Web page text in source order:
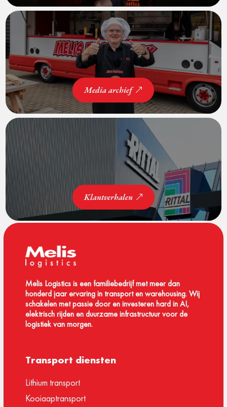
Media archief
Klantverhalen
Melis Logistics is een familiebedrijf met meer dan
honderd jaar ervaring in transport en warehousing. Wij
schakelen met passie door en investeren hard in AI,
elektrisch rijden en duurzame infrastructuur voor de
logistiek van morgen.
Transport diensten
Lithium transport
Kooiaaptransport